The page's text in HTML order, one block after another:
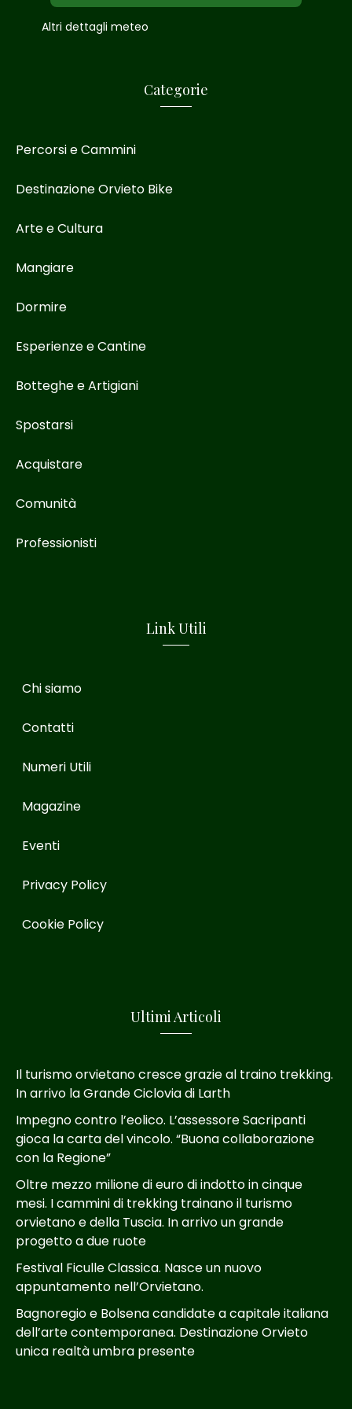
Altri dettagli meteo
Categorie
Percorsi e Cammini
Destinazione Orvieto Bike
Arte e Cultura
Mangiare
Dormire
Esperienze e Cantine
Botteghe e Artigiani
Spostarsi
Acquistare
Comunità
Professionisti
Link Utili
Chi siamo
Contatti
Numeri Utili
Magazine
Eventi
Privacy Policy
Cookie Policy
Ultimi Articoli
Il turismo orvietano cresce grazie al traino trekking.
In arrivo la Grande Ciclovia di Larth
Impegno contro l’eolico. L’assessore Sacripanti
gioca la carta del vincolo. “Buona collaborazione
con la Regione”
Oltre mezzo milione di euro di indotto in cinque
mesi. I cammini di trekking trainano il turismo
orvietano e della Tuscia. In arrivo un grande
progetto a due ruote
Festival Ficulle Classica. Nasce un nuovo
appuntamento nell’Orvietano.
Bagnoregio e Bolsena candidate a capitale italiana
dell’arte contemporanea. Destinazione Orvieto
unica realtà umbra presente